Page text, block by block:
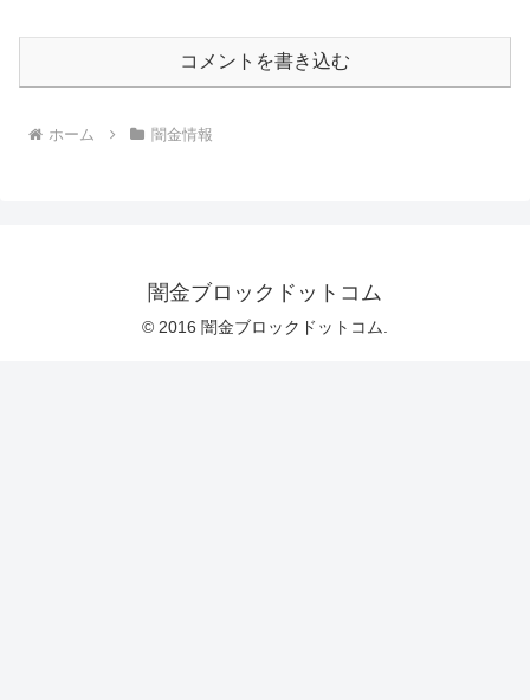
コメントを書き込む
ホーム 闇金情報
闇金ブロックドットコム
© 2016 闇金ブロックドットコム.